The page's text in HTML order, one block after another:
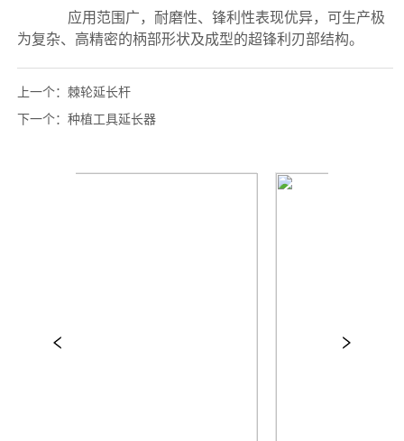
上一个： 棘轮延长杆
下一个： 种植工具延长器